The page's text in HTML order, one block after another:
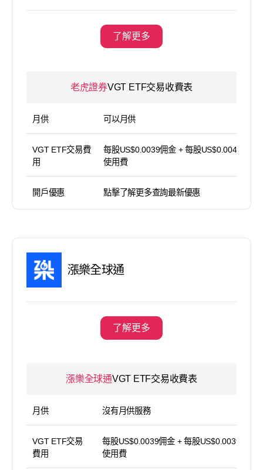
了解更多
老虎證券VGT ETF交易收費表
月供 可以月供
VGT ETF交易費
用
每股US$0.0039佣金 + 每股US$0.004平台
使用費
開戶優惠 點擊了解更多查詢最新優惠
漲樂全球通
了解更多
漲樂全球通VGT ETF交易收費表
月供 沒有月供服務
VGT ETF交易
費用
每股US$0.0039佣金 + 每股US$0.0039平台
使用費